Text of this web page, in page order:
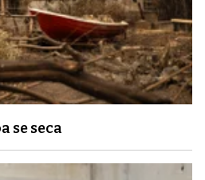
se seca